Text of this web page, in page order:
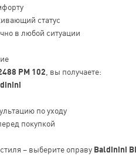
статус
в любой ситуации
PM 102 , вы получаете:
по уходу
покупкой
– выберите оправу Baldinini